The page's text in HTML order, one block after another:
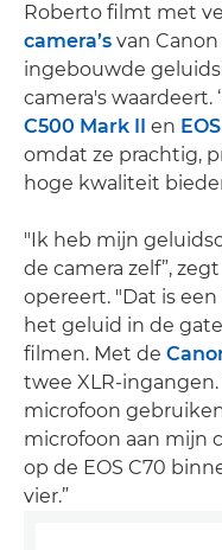
Roberto filmt met
camera’s van
ingebouwde
camera's waardeert.
C500 Mark II
en
omdat ze prachtig,
hoge kwaliteit
"Ik heb mijn
de camera zelf”,
opereert. "Dat is
het geluid in de
filmen. Met de
twee XLR-
microfoon
microfoon aan mijn
op de EOS C70
vier.”